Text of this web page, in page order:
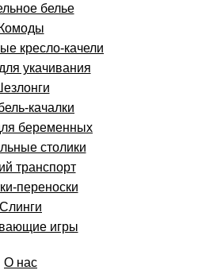
белье
Комоды
кресло-качели
укачивания
качалки
беременных
столики
транспорт
переноски
Слинги
игры
О нас